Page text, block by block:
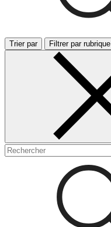
Trier par Filtrer par rubrique